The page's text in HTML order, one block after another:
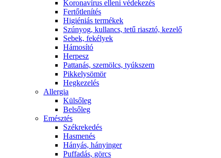
Koronavírus elleni védekezés
Fertőtlenítés
Higiéniás termékek
Szúnyog, kullancs, tetű riasztó, kezelő
Sebek, fekélyek
Hámosító
Herpesz
Pattanás, szemölcs, tyúkszem
Pikkelysömör
Hegkezelés
Allergia
Külsőleg
Belsőleg
Emésztés
Székrekedés
Hasmenés
Hányás, hányinger
Puffadás, görcs